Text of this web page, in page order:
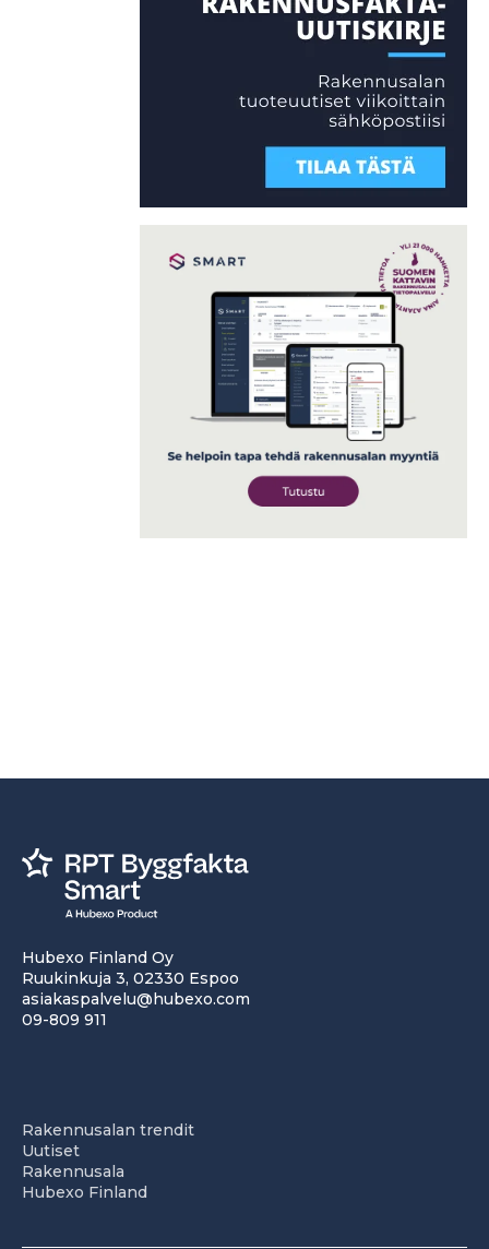
Hubexo Finland Oy
Ruukinkuja 3, 02330 Espoo
asiakaspalvelu@hubexo.com
09-809 911
Rakennusalan trendit
Uutiset
Rakennusala
Hubexo Finland